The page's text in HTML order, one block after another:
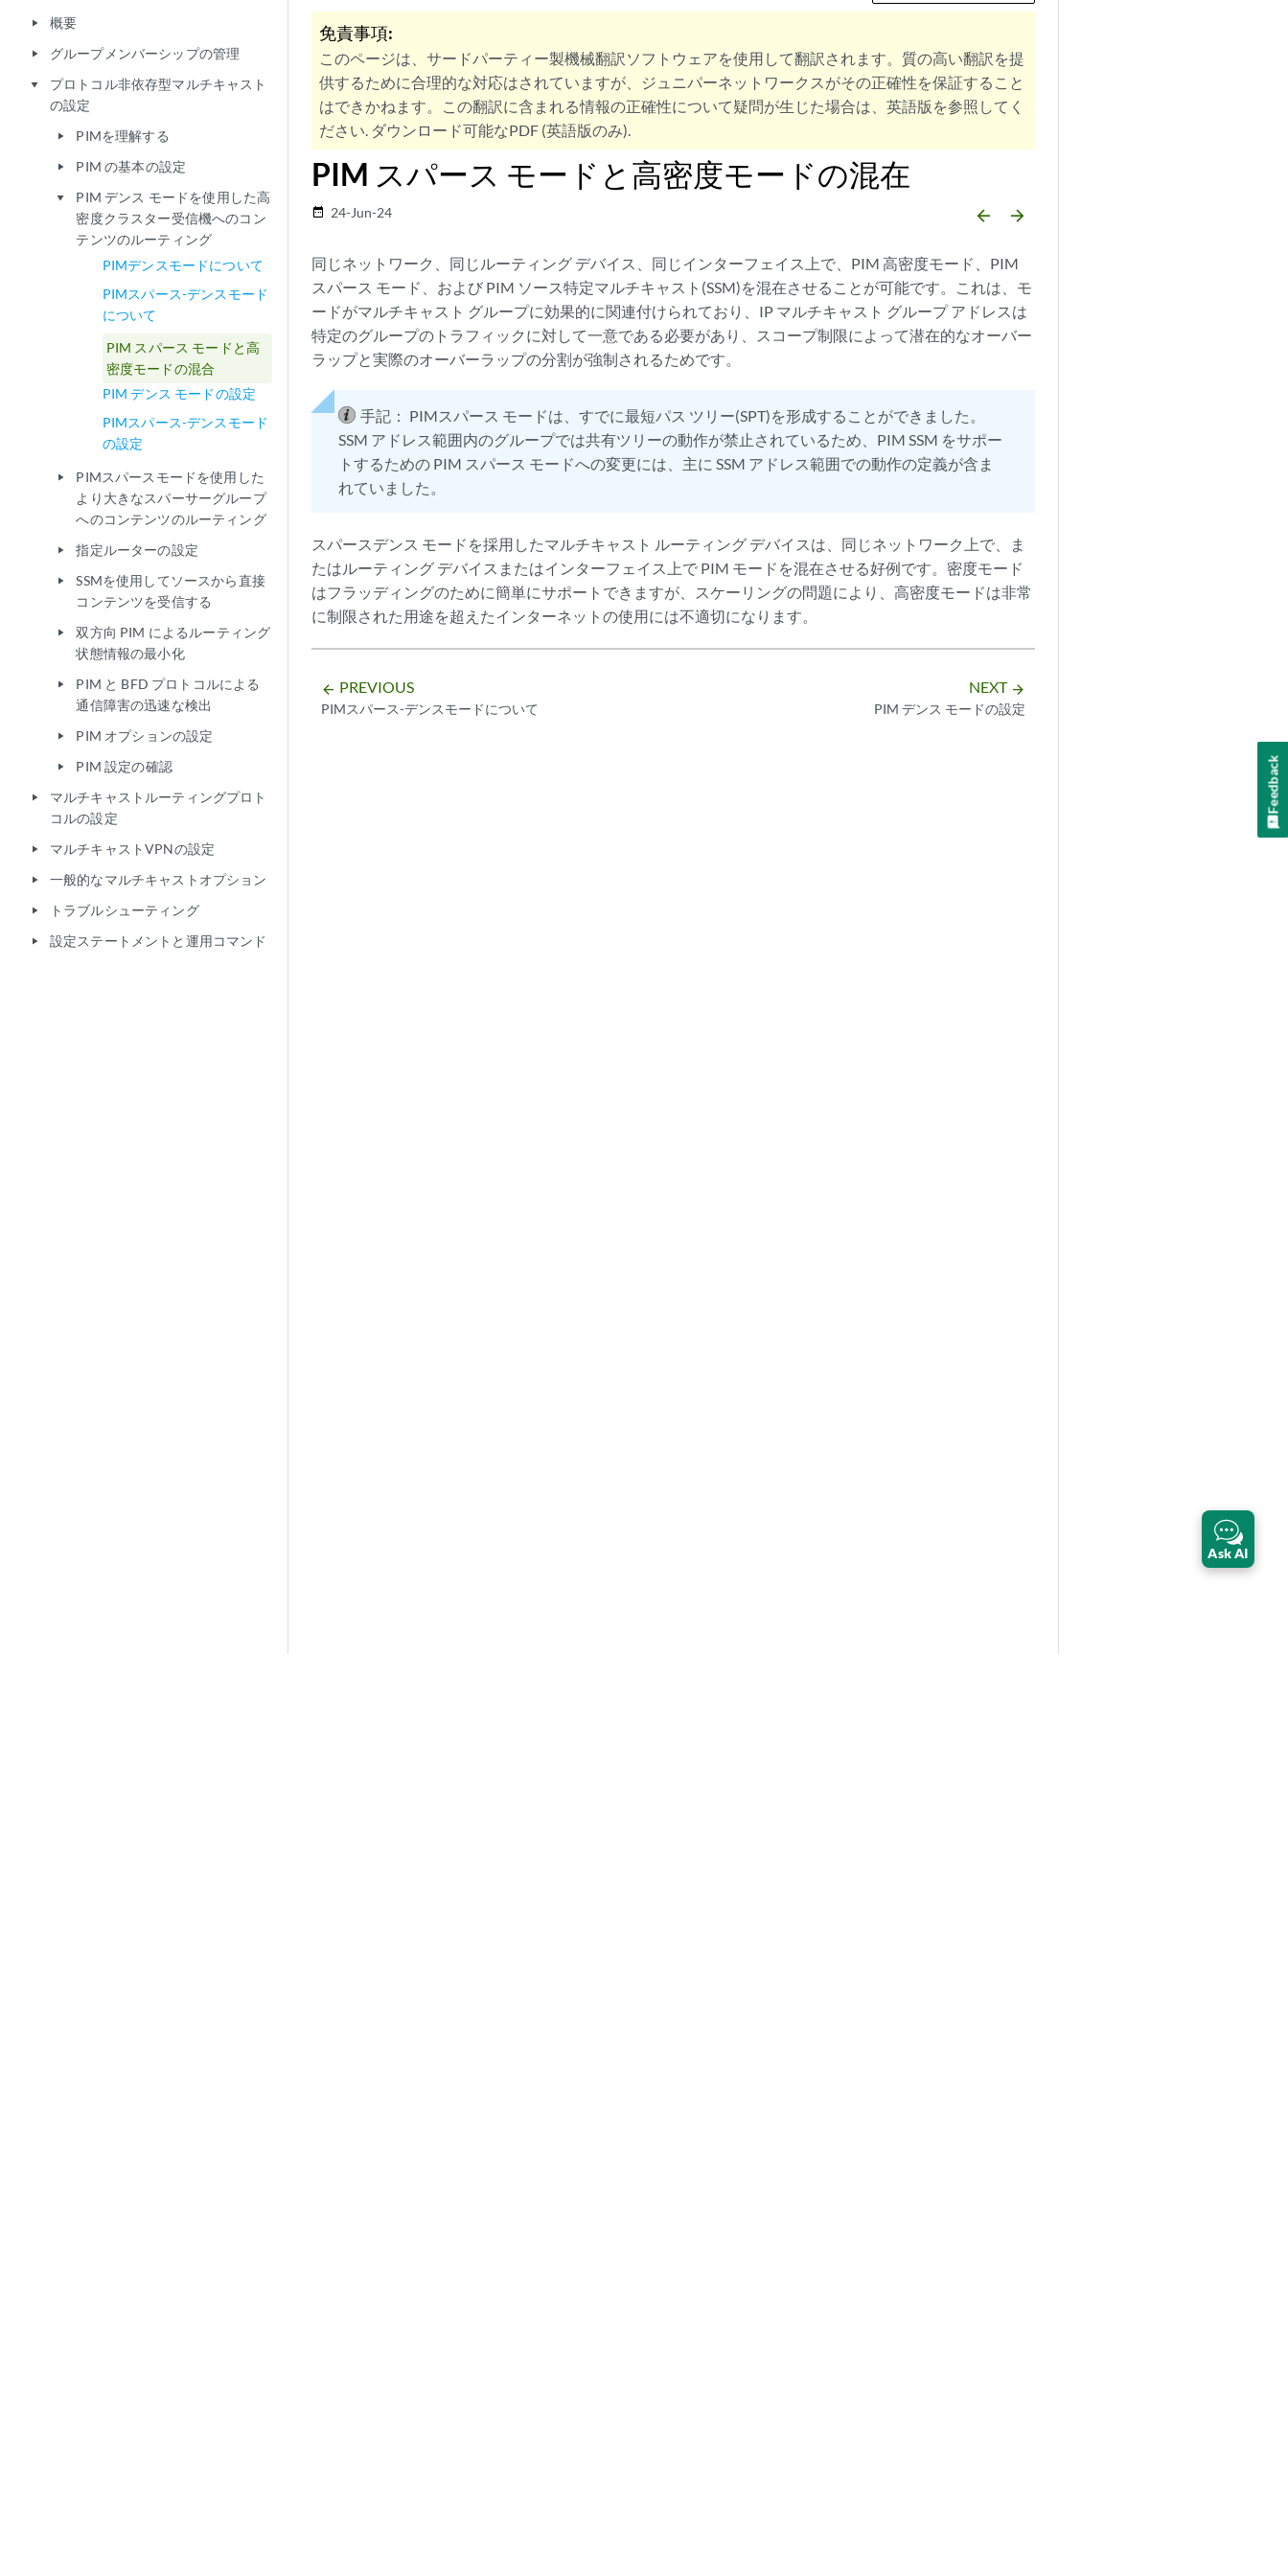
play_arrow 概要
play_arrow グループメンバーシップの管理
play_arrow
プロトコル非依存型マルチキャスト
の設定
play_arrow PIMを理解する
play_arrow PIM の基本の設定
play_arrow
PIM デンス モードを使用した高
密度クラスター受信機へのコン
テンツのルーティング
PIMデンスモードについて
PIMスパース-デンスモード
について
PIM スパース モードと高
密度モードの混合
PIM デンス モードの設定
PIMスパース-デンスモード
の設定
play_arrow
PIMスパースモードを使用した
より大きなスパーサーグループ
へのコンテンツのルーティング
play_arrow 指定ルーターの設定
play_arrow
SSMを使用してソースから直接
コンテンツを受信する
play_arrow
双方向 PIM によるルーティング
状態情報の最小化
play_arrow
PIM と BFD プロトコルによる
通信障害の迅速な検出
play_arrow PIM オプションの設定
play_arrow PIM 設定の確認
play_arrow
マルチキャストルーティングプロト
コルの設定
play_arrow マルチキャストVPNの設定
play_arrow 一般的なマルチキャストオプション
play_arrow トラブルシューティング
play_arrow 設定ステートメントと運用コマンド
免責事項:
このページは、サードパーティー製機械翻訳ソフトウェアを使用して翻訳されます。質の高い翻訳を提
供するために合理的な対応はされていますが、ジュニパーネットワークスがその正確性を保証すること
はできかねます。この翻訳に含まれる情報の正確性について疑問が生じた場合は、英語版を参照してく
ださい. ダウンロード可能なPDF (英語版のみ).
PIM スパース モードと高密度モードの混在
date_range 24-Jun-24 arrow_backward arrow_forward
同じネットワーク、同じルーティング デバイス、同じインターフェイス上で、PIM 高密度モード、PIM
スパース モード、および PIM ソース特定マルチキャスト(SSM)を混在させることが可能です。これは、モ
ードがマルチキャスト グループに効果的に関連付けられており、IP マルチキャスト グループ アドレスは
特定のグループのトラフィックに対して一意である必要があり、スコープ制限によって潜在的なオーバー
ラップと実際のオーバーラップの分割が強制されるためです。
手記： PIMスパース モードは、すでに最短パス ツリー(SPT)を形成することができました。
SSM アドレス範囲内のグループでは共有ツリーの動作が禁止されているため、PIM SSM をサポー
トするための PIM スパース モードへの変更には、主に SSM アドレス範囲での動作の定義が含ま
れていました。
スパースデンス モードを採用したマルチキャスト ルーティング デバイスは、同じネットワーク上で、ま
たはルーティング デバイスまたはインターフェイス上で PIM モードを混在させる好例です。密度モード
はフラッディングのために簡単にサポートできますが、スケーリングの問題により、高密度モードは非常
に制限された用途を超えたインターネットの使用には不適切になります。
arrow_backward PREVIOUS
PIMスパース-デンスモードについて
NEXT arrow_forward
PIM デンス モードの設定
Ask AI
Feedback